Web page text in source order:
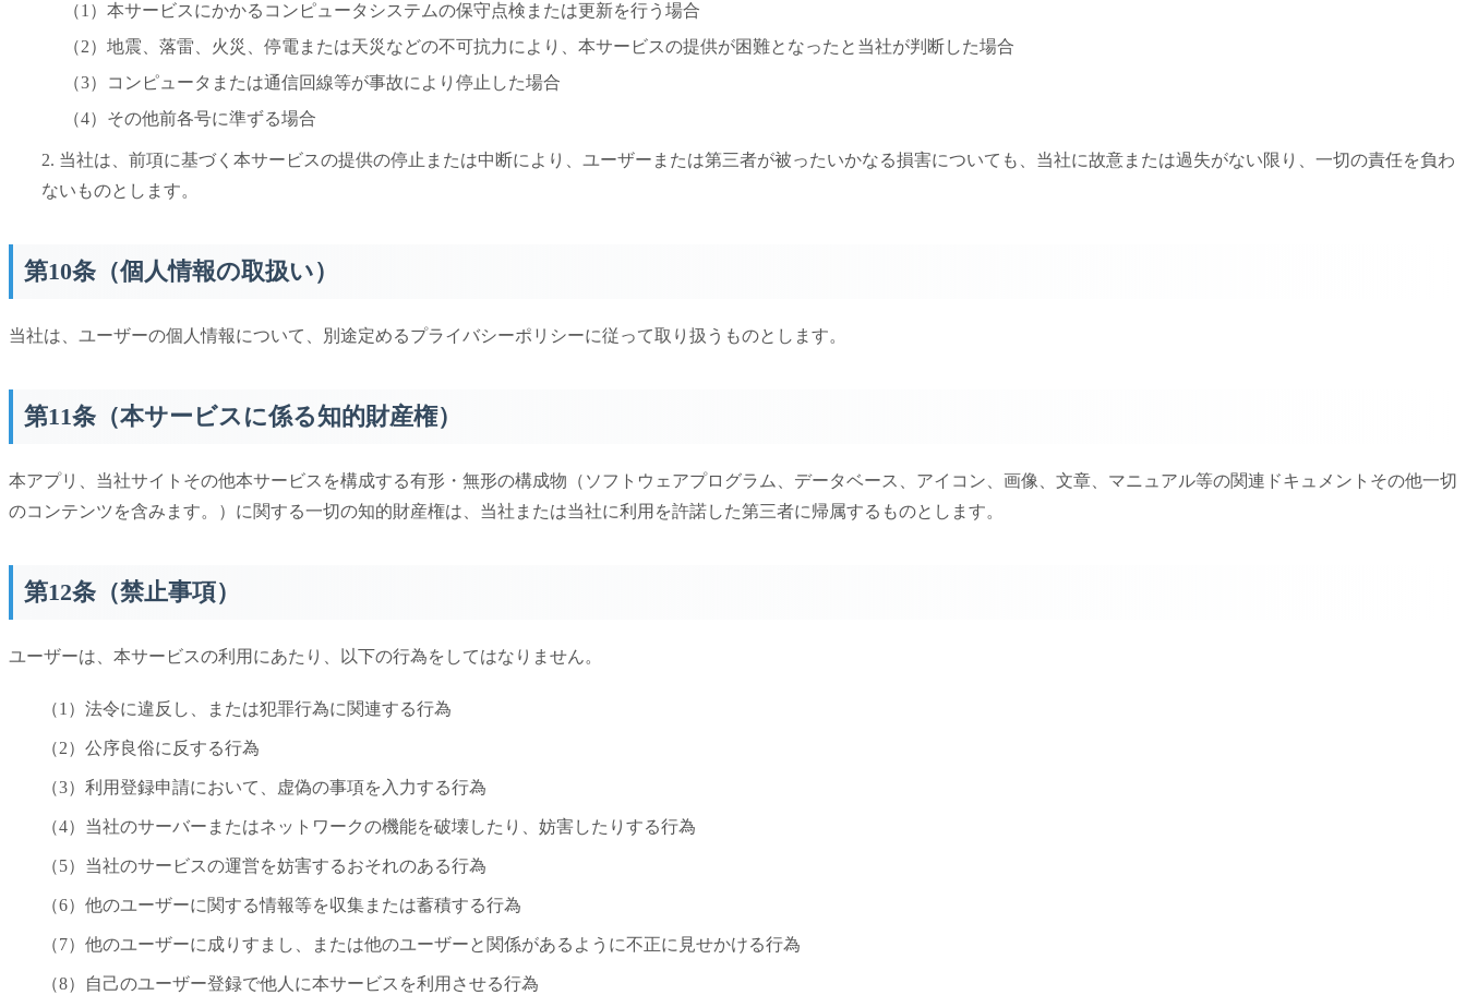
（1）本サービスにかかるコンピュータシステムの保守点検または更新を行う場合
（2）地震、落雷、火災、停電または天災などの不可抗力により、本サービスの提供が困難となったと当社が判断した場合
（3）コンピュータまたは通信回線等が事故により停止した場合
（4）その他前各号に準ずる場合
2. 当社は、前項に基づく本サービスの提供の停止または中断により、ユーザーまたは第三者が被ったいかなる損害についても、当社に故意または過失がない限り、一切の責任を負わ
ないものとします。
第10条（個人情報の取扱い）
当社は、ユーザーの個人情報について、別途定めるプライバシーポリシーに従って取り扱うものとします。
第11条（本サービスに係る知的財産権）
本アプリ、当社サイトその他本サービスを構成する有形・無形の構成物（ソフトウェアプログラム、データベース、アイコン、画像、文章、マニュアル等の関連ドキュメントその他一切
のコンテンツを含みます。）に関する一切の知的財産権は、当社または当社に利用を許諾した第三者に帰属するものとします。
第12条（禁止事項）
ユーザーは、本サービスの利用にあたり、以下の行為をしてはなりません。
（1）法令に違反し、または犯罪行為に関連する行為
（2）公序良俗に反する行為
（3）利用登録申請において、虚偽の事項を入力する行為
（4）当社のサーバーまたはネットワークの機能を破壊したり、妨害したりする行為
（5）当社のサービスの運営を妨害するおそれのある行為
（6）他のユーザーに関する情報等を収集または蓄積する行為
（7）他のユーザーに成りすまし、または他のユーザーと関係があるように不正に見せかける行為
（8）自己のユーザー登録で他人に本サービスを利用させる行為